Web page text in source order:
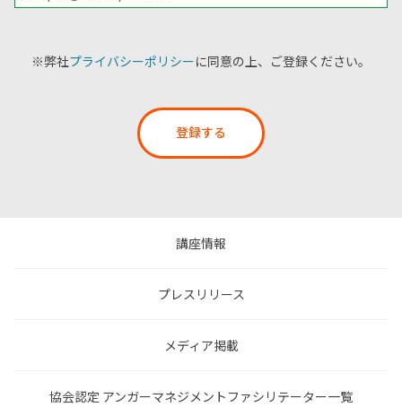
※弊社プライバシーポリシーに同意の上、ご登録ください。
登録する
講座情報
プレスリリース
メディア掲載
協会認定 アンガーマネジメントファシリテーター一覧